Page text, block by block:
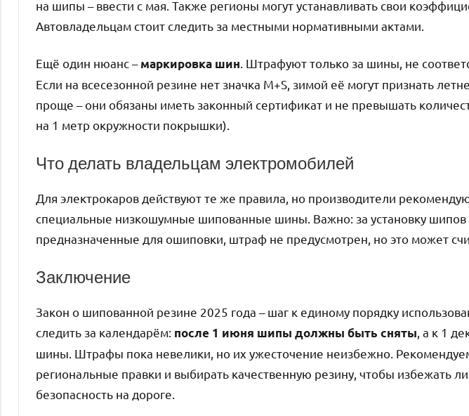
на шипы – ввести с мая. Также регионы могут устанавливать свои
Автовладельцам стоит следить за местными нормативными актами.
Ещё один нюанс –маркировка шин . Штрафуют только за шины, не
Если на всесезонной резине нет значка M+S, зимой её могут признать
проще – они обязаны иметь законный сертификат и не превышать
на 1 метр окружности покрышки).
Что делать владельцам электромобилей
Для электрокаров действуют те же правила, но производители
специальные низкошумные шипованные шины. Важно: за установку
предназначенные для ошиповки, штраф не предусмотрен, но это может
Заключение
Закон о шипованной резине 2025 года – шаг к единому порядку
следить за календарём: после 1 июня шипы должны быть сняты , а к 1
шины. Штрафы пока невелики, но их ужесточение неизбежно.
региональные правки и выбирать качественную резину, чтобы избежать
безопасность на дороге.